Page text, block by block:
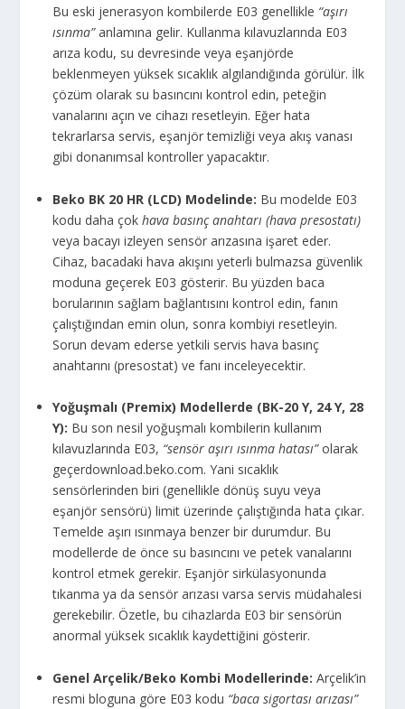
Bu eski jenerasyon kombilerde E03 genellikle “aşırı
ısınma”anlamına gelir. Kullanma kılavuzlarında E03
arıza kodu, su devresinde veya eşanjörde
beklenmeyen yüksek sıcaklık algılandığında görülür. İlk
çözüm olarak su basıncını kontrol edin, peteğin
vanalarını açın ve cihazı resetleyin. Eğer hata
tekrarlarsa servis, eşanjör temizliği veya akış vanası
gibi donanımsal kontroller yapacaktır.
Beko BK 20 HR (LCD) Modelinde: Bu modelde E03
kodu daha çokhava basınç anahtarı (hava presostatı)
veya bacayı izleyen sensör arızasına işaret eder.
Cihaz, bacadaki hava akışını yeterli bulmazsa güvenlik
moduna geçerek E03 gösterir. Bu yüzden baca
borularının sağlam bağlantısını kontrol edin, fanın
çalıştığından emin olun, sonra kombiyi resetleyin.
Sorun devam ederse yetkili servis hava basınç
anahtarını (presostat) ve fanı inceleyecektir.
Yoğuşmalı (Premix) Modellerde (BK-20 Y, 24 Y, 28
Y): Bu son nesil yoğuşmalı kombilerin kullanım
kılavuzlarında E03, “sensör aşırı ısınma hatası”olarak
geçerdownload.beko.com. Yani sıcaklık
sensörlerinden biri (genellikle dönüş suyu veya
eşanjör sensörü) limit üzerinde çalıştığında hata çıkar.
Temelde aşırı ısınmaya benzer bir durumdur. Bu
modellerde de önce su basıncını ve petek vanalarını
kontrol etmek gerekir. Eşanjör sirkülasyonunda
tıkanma ya da sensör arızası varsa servis müdahalesi
gerekebilir. Özetle, bu cihazlarda E03 bir sensörün
anormal yüksek sıcaklık kaydettiğini gösterir.
Genel Arçelik/Beko Kombi Modellerinde: Arçelik’in
resmi bloguna göre E03 kodu “baca sigortası arızası”